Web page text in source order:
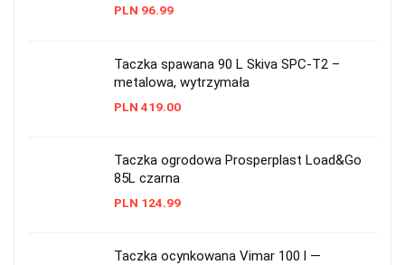
PLN 96.99
Taczka spawana 90 L Skiva SPC-T2 –
metalowa, wytrzymała
PLN 419.00
Taczka ogrodowa Prosperplast Load&Go
85L czarna
PLN 124.99
Taczka ocynkowana Vimar 100 l —